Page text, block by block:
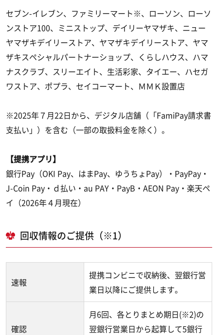
セブン-イレブン、ファミリーマート※、ローソン、ローソ
ンストア100、ミニストップ、デイリーヤマザキ、ニュー
ヤマザキデイリーストア、ヤマザキデイリーストア、ヤマ
ザキスペシャルパートナーショップ、くらしハウス、ハマ
ナスクラブ、スリーエイト、生活彩家、タイエー、ハセガ
ワストア、ポプラ、セイコーマート、ＭＭＫ設置店
※2025年７月22日から、デジタル店舗（「FamiPay請求書
支払い」）を含む（一部の取扱料金を除く）。
【提携アプリ】
銀行Pay（OKI Pay、はまPay、ゆうちょPay）・PayPay・
J-Coin Pay・ｄ払い・au PAY・PayB・AEON Pay・楽天ペ
イ（2026年４月現在）
回収情報のご提供（※1）
速報
提携コンビニで収納後、翌銀行営
業日以降にご提供します。
確認
月6回、各とりまとめ期日(※2)の
翌銀行営業日から起算して5銀行